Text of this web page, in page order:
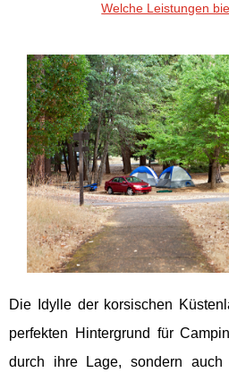
Welche Leistungen
Die Idylle der korsischen
perfekten Hintergrund für
durch ihre Lage, sondern